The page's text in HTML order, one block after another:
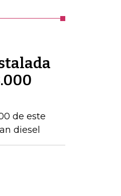
de este
diesel